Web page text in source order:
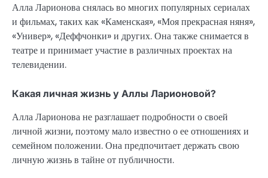
Алла Ларионова снялась во многих популярных сериалах
и фильмах, таких как «Каменская», «Моя прекрасная няня»,
«Универ», «Деффчонки» и других. Она также снимается в
театре и принимает участие в различных проектах на
телевидении.
Какая личная жизнь у Аллы Ларионовой?
Алла Ларионова не разглашает подробности о своей
личной жизни, поэтому мало известно о ее отношениях и
семейном положении. Она предпочитает держать свою
личную жизнь в тайне от публичности.